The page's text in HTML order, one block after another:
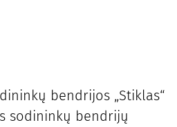
bendrijos „Stiklas“
sodininkų bendrijų